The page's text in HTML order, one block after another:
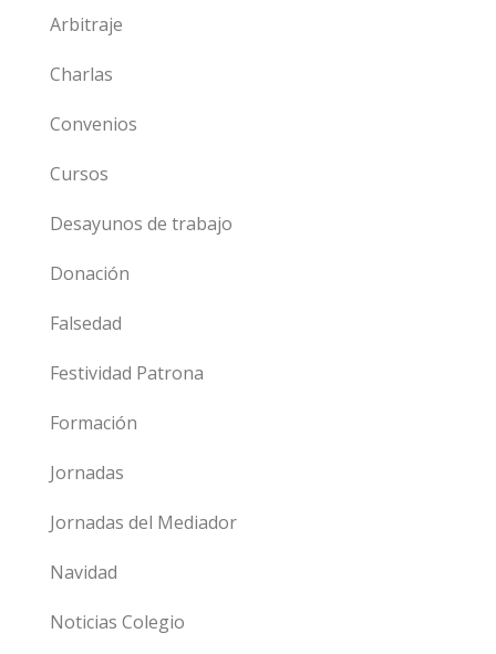
Arbitraje
Charlas
Convenios
Cursos
Desayunos de trabajo
Donación
Falsedad
Festividad Patrona
Formación
Jornadas
Jornadas del Mediador
Navidad
Noticias Colegio